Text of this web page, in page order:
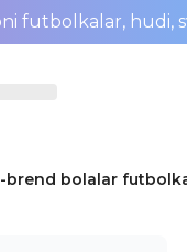
futbolkalar, hudi,
brend bolalar